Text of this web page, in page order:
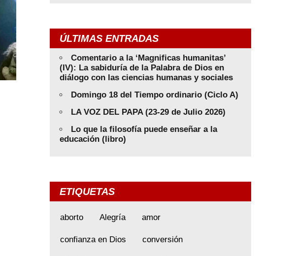
ÚLTIMAS ENTRADAS
Comentario a la ‘Magnificas humanitas’
(IV): La sabiduría de la Palabra de Dios en
diálogo con las ciencias humanas y sociales
Domingo 18 del Tiempo ordinario (Ciclo A)
LA VOZ DEL PAPA (23-29 de Julio 2026)
Lo que la filosofía puede enseñar a la
educación (libro)
ETIQUETAS
aborto Alegría amor
confianza en Dios conversión